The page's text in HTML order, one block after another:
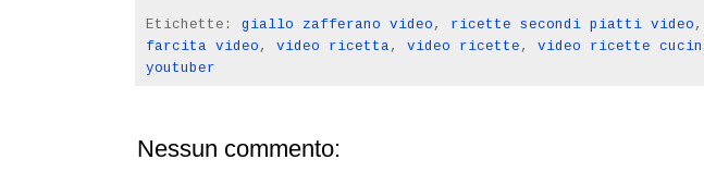
Etichette: giallo zafferano video , ricette secondi piatti video ,
farcita video , video ricetta , video ricette , video ricette
youtuber
Nessun commento: